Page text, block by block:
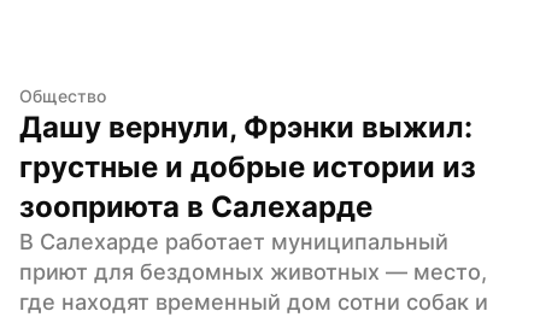
Общество
Дашу вернули, Фрэнки выжил:
грустные и добрые истории из
зооприюта в Салехарде
В Салехарде работает муниципальный
приют для бездомных животных — место,
где находят временный дом сотни собак и